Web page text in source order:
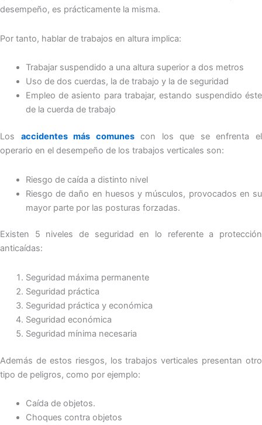
desempeño, es prácticamente la misma.
Por tanto, hablar de trabajos en altura implica:
Trabajar suspendido a una altura superior a dos metros
Uso de dos cuerdas, la de trabajo y la de seguridad
Empleo de asiento para trabajar, estando suspendido éste
de la cuerda de trabajo
Los accidentes más comunescon los que se enfrenta el
operario en el desempeño de los trabajos verticales son:
Riesgo de caída a distinto nivel
Riesgo de daño en huesos y músculos, provocados en su
mayor parte por las posturas forzadas.
Existen 5 niveles de seguridad en lo referente a protección
anticaídas:
Seguridad máxima permanente
Seguridad práctica
Seguridad práctica y económica
Seguridad económica
Seguridad mínima necesaria
Además de estos riesgos, los trabajos verticales presentan otro
tipo de peligros, como por ejemplo:
Caída de objetos.
Choques contra objetos